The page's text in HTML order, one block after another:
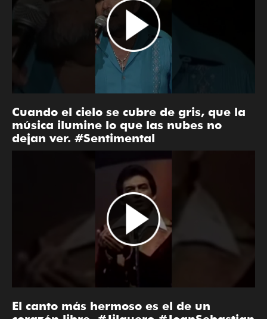
Cuando el cielo se cubre de gris, que la
música ilumine lo que las nubes no
dejan ver. #Sentimental
El canto más hermoso es el de un